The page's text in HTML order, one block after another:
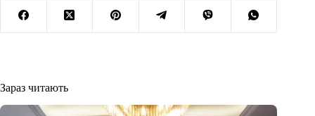
Зараз читають